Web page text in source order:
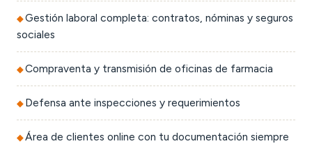
Gestión laboral completa: contratos, nóminas y seguros
sociales
Compraventa y transmisión de oficinas de farmacia
Defensa ante inspecciones y requerimientos
Área de clientes online con tu documentación siempre